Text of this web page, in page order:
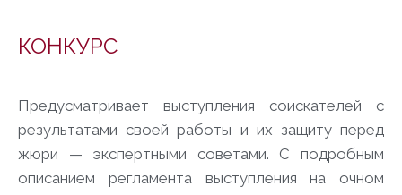
КОНКУРС
Предусматривает выступления соискателей с
результатами своей работы и их защиту перед
жюри — экспертными советами. С подробным
описанием регламента выступления на очном